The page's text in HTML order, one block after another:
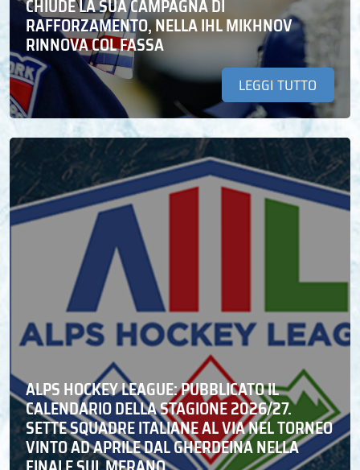
CHIUDE LA SUA CAMPAGNA DI
RAFFORZAMENTO, NELLA IHL MIKHNOV
RINNOVA COL FASSA
LEGGI TUTTO
ALPS HOCKEY LEAGUE: PUBBLICATO IL
CALENDARIO DELLA STAGIONE 2026/27.
SETTE SQUADRE ITALIANE AL VIA NEL TORNEO
VINTO AD APRILE DAL GHERDEINA NELLA